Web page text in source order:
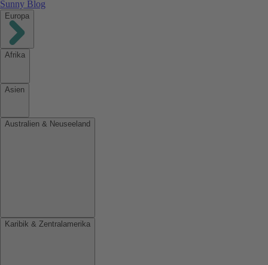
Sunny Blog
Europa
Afrika
Asien
Australien & Neuseeland
Karibik & Zentralamerika